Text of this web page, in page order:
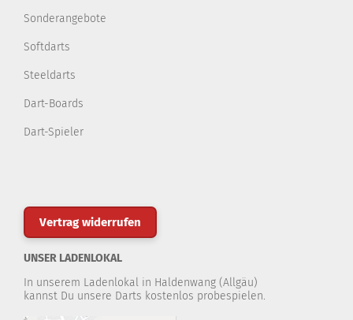
Sonderangebote
Softdarts
Steeldarts
Dart-Boards
Dart-Spieler
Vertrag widerrufen
UNSER LADENLOKAL
In unserem Ladenlokal in Haldenwang (Allgäu)
kannst Du unsere Darts kostenlos probespielen.